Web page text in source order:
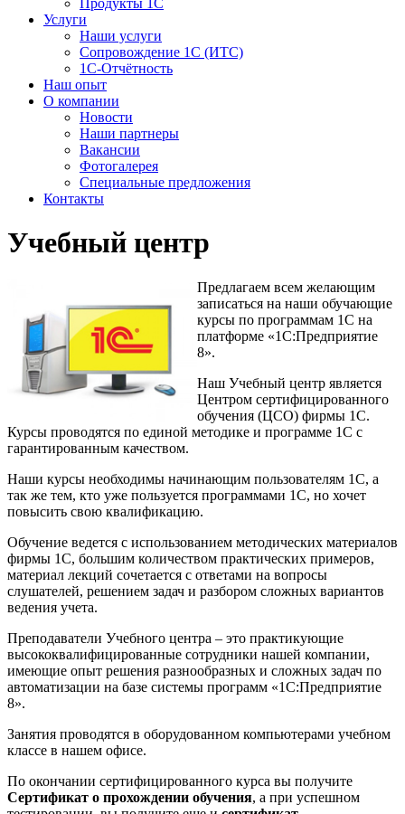
Продукты 1С
Услуги
Наши услуги
Сопровождение 1С (ИТС)
1С-Отчётность
Наш опыт
О компании
Новости
Наши партнеры
Вакансии
Фотогалерея
Специальные предложения
Контакты
Учебный центр
Предлагаем всем желающим
записаться на наши обучающие
курсы по программам 1С на
платформе «1С:Предприятие
8».
Наш Учебный центр является
Центром сертифицированного
обучения (ЦСО) фирмы 1С.
Курсы проводятся по единой методике и программе 1С с
гарантированным качеством.
Наши курсы необходимы начинающим пользователям 1С, а
так же тем, кто уже пользуется программами 1С, но хочет
повысить свою квалификацию.
Обучение ведется с использованием методических материалов
фирмы 1С, большим количеством практических примеров,
материал лекций сочетается с ответами на вопросы
слушателей, решением задач и разбором сложных вариантов
ведения учета.
Преподаватели Учебного центра – это практикующие
высококвалифицированные сотрудники нашей компании,
имеющие опыт решения разнообразных и сложных задач по
автоматизации на базе системы программ «1С:Предприятие
8».
Занятия проводятся в оборудованном компьютерами учебном
классе в нашем офисе.
По окончании сертифицированного курса вы получите
Сертификат о прохождении обучения, а при успешном